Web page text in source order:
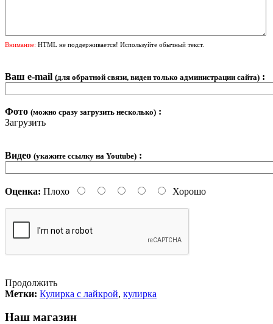
Внимание: HTML не поддерживается! Используйте обычный текст.
Ваш e-mail (для обратной связи, виден только администрации сайта) :
Фото (можно сразу загрузить несколько) :
Загрузить
Видео (укажите ссылку на Youtube) :
Оценка: Плохо Хорошо
Продолжить
Метки: Кулирка с лайкрой, кулирка
Наш магазин